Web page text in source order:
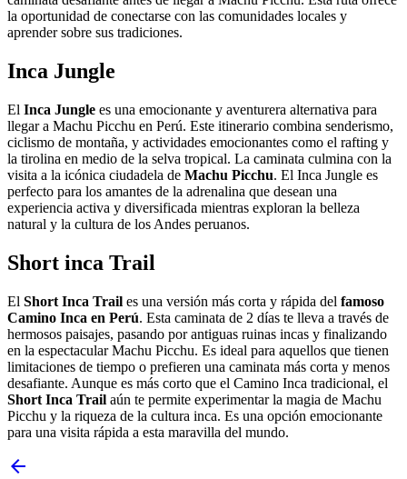
la oportunidad de conectarse con las comunidades locales y
aprender sobre sus tradiciones.
Inca Jungle
El Inca Jungle es una emocionante y aventurera alternativa para
llegar a Machu Picchu en Perú. Este itinerario combina senderismo,
ciclismo de montaña, y actividades emocionantes como el rafting y
la tirolina en medio de la selva tropical. La caminata culmina con la
visita a la icónica ciudadela de Machu Picchu. El Inca Jungle es
perfecto para los amantes de la adrenalina que desean una
experiencia activa y diversificada mientras exploran la belleza
natural y la cultura de los Andes peruanos.
Short inca Trail
El Short Inca Trail es una versión más corta y rápida del famoso
Camino Inca en Perú. Esta caminata de 2 días te lleva a través de
hermosos paisajes, pasando por antiguas ruinas incas y finalizando
en la espectacular Machu Picchu. Es ideal para aquellos que tienen
limitaciones de tiempo o prefieren una caminata más corta y menos
desafiante. Aunque es más corto que el Camino Inca tradicional, el
Short Inca Trail aún te permite experimentar la magia de Machu
Picchu y la riqueza de la cultura inca. Es una opción emocionante
para una visita rápida a esta maravilla del mundo.
arrow_back